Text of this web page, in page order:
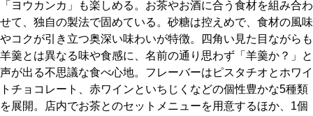
カレーが好き
京都おやつクラブ
私と店のはなし
「ヨウカンカ」も楽しめる。お茶やお酒に合う食材を組み合わ
せて、独自の製法で固めている。砂糖は控えめで、食材の風味
やコクが引き立つ奥深い味わいが特徴。四角い見た目ながらも
羊羹とは異なる味や食感に、名前の通り思わず「羊羹か？」と
声が出る不思議な食べ心地。フレーバーはピスタチオとホワイ
トチョコレート、赤ワインといちじくなどの個性豊かな5種類
を展開。店内でお茶とのセットメニューを用意するほか、1個